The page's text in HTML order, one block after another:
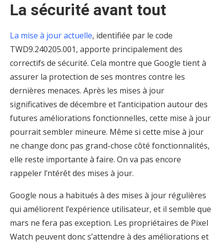
La sécurité avant tout
La mise à jour actuelle, identifiée par le code
TWD9.240205.001, apporte principalement des
correctifs de sécurité. Cela montre que Google tient à
assurer la protection de ses montres contre les
dernières menaces. Après les mises à jour
significatives de décembre et l’anticipation autour des
futures améliorations fonctionnelles, cette mise à jour
pourrait sembler mineure. Même si cette mise à jour
ne change donc pas grand-chose côté fonctionnalités,
elle reste importante à faire. On va pas encore
rappeler l’ntérêt des mises à jour.
Google nous a habitués à des mises à jour régulières
qui améliorent l’expérience utilisateur, et il semble que
mars ne fera pas exception. Les propriétaires de Pixel
Watch peuvent donc s’attendre à des améliorations et